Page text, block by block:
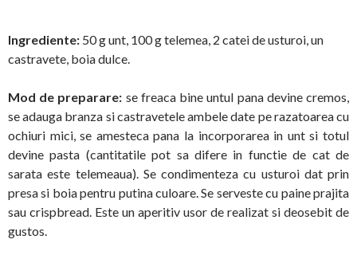
Ingrediente: 50 g unt, 100 g telemea, 2 catei de usturoi, un
castravete, boia dulce.
Mod de preparare: se freaca bine untul pana devine cremos,
se adauga branza si castravetele ambele date pe razatoarea cu
ochiuri mici, se amesteca pana la incorporarea in unt si totul
devine pasta (cantitatile pot sa difere in functie de cat de
sarata este telemeaua). Se condimenteza cu usturoi dat prin
presa si boia pentru putina culoare. Se serveste cu paine prajita
sau crispbread. Este un aperitiv usor de realizat si deosebit de
gustos.